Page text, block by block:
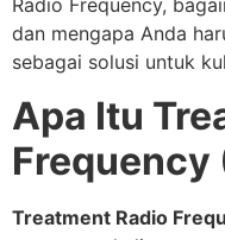
Radio Frequency,
dan mengapa Anda
sebagai solusi untuk
Apa Itu
Frequency
Treatment Radio